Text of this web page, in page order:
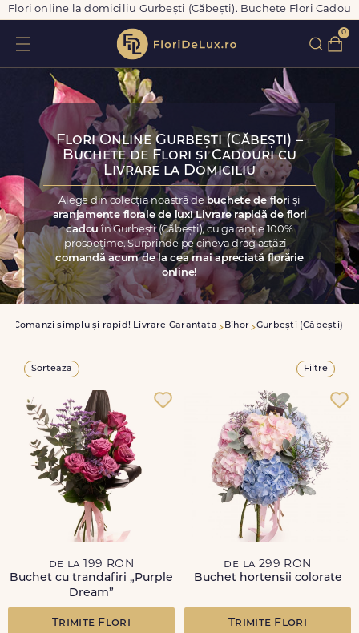
Flori online la domiciliu Gurbești (Căbești). Buchete Flori Cadou
0
Flori Online Gurbești (Căbești) –
Buchete de Flori și Cadouri cu
Livrare la Domiciliu
Alege din colecția noastră de buchete de floriși
aranjamente florale de lux! Livrare rapidă de flori
cadou în Gurbești (Căbești), cu garanție 100%
prospețime. Surprinde pe cineva drag astăzi –
comandă acum de la cea mai apreciată florărie
online!
Comanzi simplu și rapid! Livrare Garantata Bihor Gurbești (Căbești)
Sorteaza Filtre
de la 199 RON
Buchet cu trandafiri „Purple
Dream”
Trimite Flori
de la 299 RON
Buchet hortensii colorate
Trimite Flori